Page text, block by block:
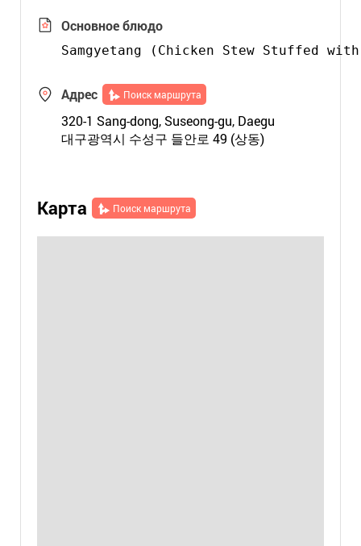
Основное блюдо
Samgyetang (Chicken Stew Stuffed
Адрес Поиск маршрута
320-1 Sang-dong, Suseong-gu, Daegu
대구광역시 수성구 들안로 49 (상동)
Карта Поиск маршрута